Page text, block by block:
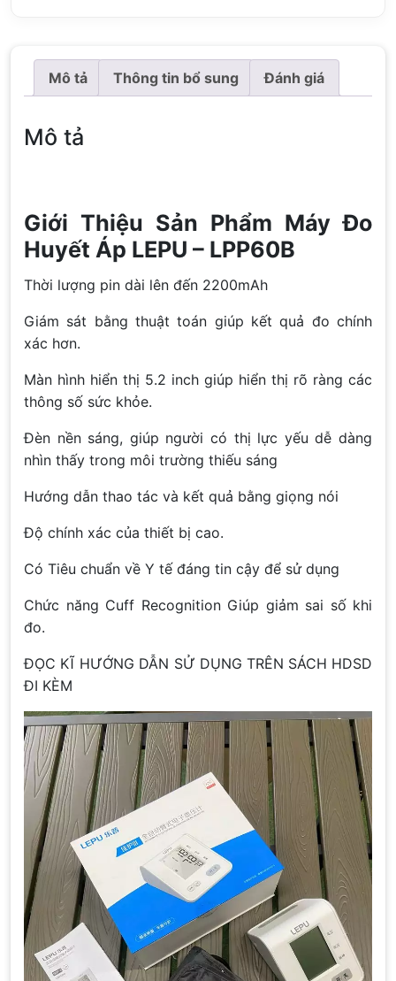
Mô tả Thông tin bổ sung Đánh giá
Mô tả
Giới Thiệu Sản Phẩm Máy Đo
Huyết Áp LEPU – LPP60B
Thời lượng pin dài lên đến 2200mAh
Giám sát bằng thuật toán giúp kết quả đo chính
xác hơn.
Màn hình hiển thị 5.2 inch giúp hiển thị rõ ràng các
thông số sức khỏe.
Đèn nền sáng, giúp người có thị lực yếu dễ dàng
nhìn thấy trong môi trường thiếu sáng
Hướng dẫn thao tác và kết quả bằng giọng nói
Độ chính xác của thiết bị cao.
Có Tiêu chuẩn về Y tế đáng tin cậy để sử dụng
Chức năng Cuff Recognition Giúp giảm sai số khi
đo.
ĐỌC KĨ HƯỚNG DẪN SỬ DỤNG TRÊN SÁCH HDSD
ĐI KÈM